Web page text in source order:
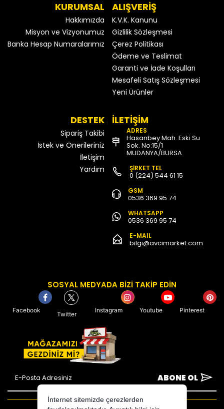
KURUMSAL
Hakkımızda
Misyon ve Vizyonumuz
Banka Hesap Numaralarımız
ALIŞVERİŞ
K.V.K. Kanunu
Gizlilik Sözleşmesi
Çerez Politikası
Ödeme ve Teslimat
Garanti ve İade Koşulları
Mesafeli Satış Sözleşmesi
Yeni Ürünler
DESTEK
Sipariş Takibi
İstek ve Önerileriniz
İletişim
Yardım
İLETİŞİM
ADRES
Hasanbey Mah. Eski Su
Sok. No:15/1
MUDANYA/BURSA
ŞİRKET TEL
0 (224) 544 61 15
GSM
0536 369 95 74
WHATSAPP
0536 369 95 74
E-MAIL
bilgi@avcimarket.com
SOSYAL MEDYADA BİZİ TAKİP EDİN
Facebook
Twitter
Instagram Youtube Pinterest
ABONE OL
İnternet sitemizde çerezlerden